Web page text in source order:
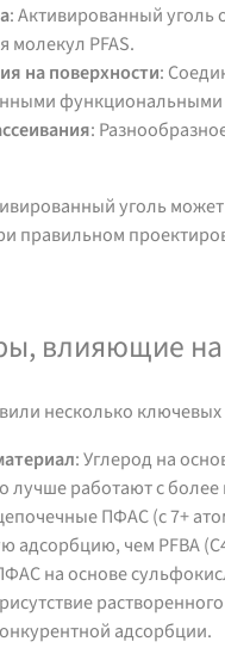
: Активированный уголь
молекул PFAS.
на поверхности:
функциональными
:
уголь
правильном
влияющие
несколько ключевых
: Углерод на
работают с
ПФАС (с 7+
адсорбцию, чем PFBA
на основе
адсорбции.